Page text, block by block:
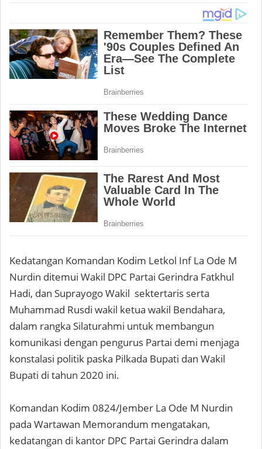
Kedatangan Komandan Kodim Letkol Inf La Ode M
Nurdin ditemui Wakil DPC Partai Gerindra Fatkhul
Hadi, dan Suprayogo Wakil sektertaris serta
Muhammad Rusdi wakil ketua wakil Bendahara,
dalam rangka Silaturahmi untuk membangun
komunikasi dengan pengurus Partai demi menjaga
konstalasi politik paska Pilkada Bupati dan Wakil
Bupati di tahun 2020 ini.
Komandan Kodim 0824/Jember La Ode M Nurdin
pada Wartawan Memorandum mengatakan,
kedatangan di kantor DPC Partai Gerindra dalam